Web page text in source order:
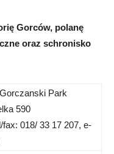
Gorców, polanę
oraz schronisko
Park
590
018/ 33 17 207, e-